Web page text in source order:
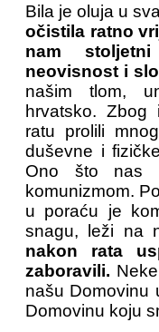
Bila je oluja u
očistila ratno
nam
neovisnost i
našim tlom,
hrvatsko. Zbog
ratu prolili
duševne i
Ono što nas
komunizmom.
u poraću je
snagu, leži na
nakon rata
zaboravili.
našu Domovinu
Domovinu koju